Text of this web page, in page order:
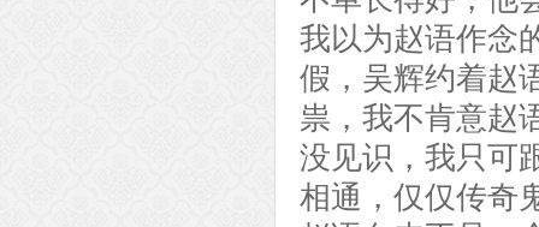
我以为赵语作念
假，吴辉约着赵
祟，我不肯意赵
没见识，我只可
相通，仅仅传奇